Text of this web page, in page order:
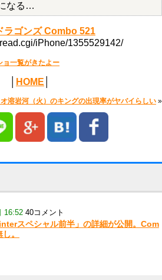
なる…
ラゴンズ Combo 521
iPhone/1355529142/
ョ一覧がきたよー
HOME
オ溶岩河（火）のキングの出現率がヤバイらしい »
16:52 40コメント
スペシャル前半」の詳細が公開。Com
。